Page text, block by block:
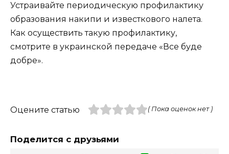
Устраивайте периодическую профилактику
образования накипи и известкового налета.
Как осуществить такую профилактику,
смотрите в украинской передаче «Все буде
добре».
Оцените статью ( Пока оценок нет )
Поделится с друзьями